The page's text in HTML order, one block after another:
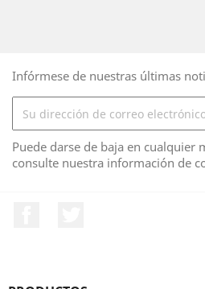
Infórmese de nuestras últimas
Puede darse de baja en cualquier
consulte nuestra información de